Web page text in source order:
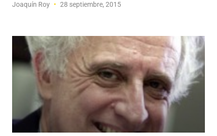
Joaquín Roy 28 septiembre, 2015